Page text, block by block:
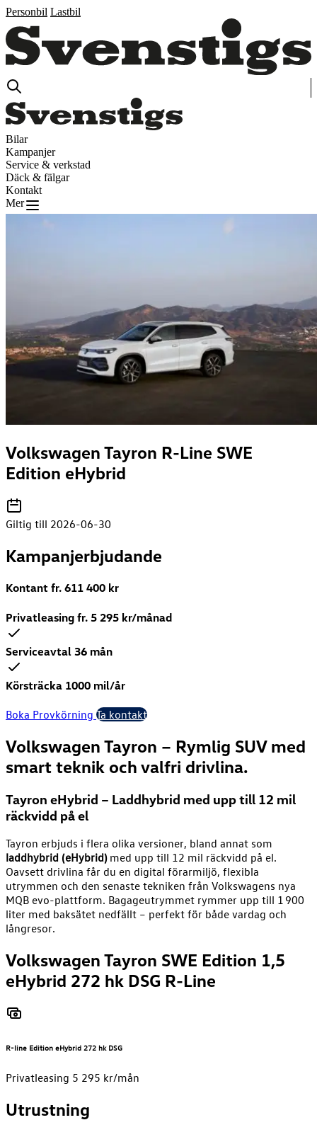
Personbil Lastbil
Bilar
Kampanjer
Service & verkstad
Däck & fälgar
Kontakt
Mer
Volkswagen Tayron R-Line SWE
Edition eHybrid
Giltig till 2026-06-30
Kampanjerbjudande
Kontant fr. 611 400 kr
Privatleasing fr. 5 295 kr/månad
Serviceavtal 36 mån
Körsträcka 1000 mil/år
Boka Provkörning Ta kontakt
Volkswagen Tayron – Rymlig SUV med
smart teknik och valfri drivlina.
Tayron eHybrid – Laddhybrid med upp till 12 mil
räckvidd på el
Tayron erbjuds i flera olika versioner, bland annat som
laddhybrid (eHybrid)med upp till 12 mil räckvidd på el.
Oavsett drivlina får du en digital förarmiljö, flexibla
utrymmen och den senaste tekniken från Volkswagens nya
MQB evo-plattform. Bagageutrymmet rymmer upp till 1 900
liter med baksätet nedfällt – perfekt för både vardag och
långresor.
Volkswagen Tayron SWE Edition 1,5
eHybrid 272 hk DSG R-Line
R-line Edition eHybrid 272 hk DSG
Privatleasing 5 295 kr/mån
Utrustning